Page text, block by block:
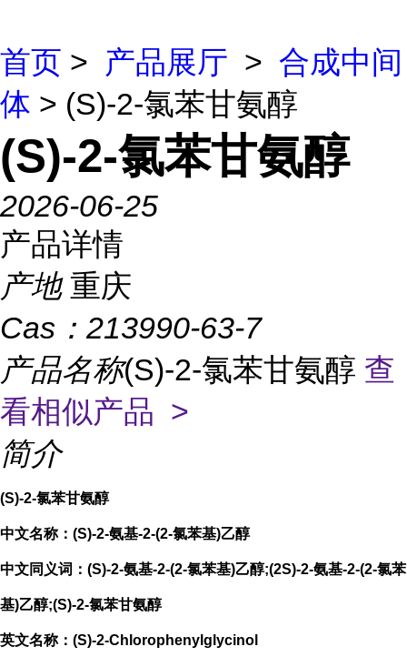
首页 > 产品展厅 > 合成中间
体 > (S)-2-氯苯甘氨醇
(S)-2-氯苯甘氨醇
2026-06-25
产品详情
产地 重庆
Cas： 213990-63-7
产品名称(S)-2-氯苯甘氨醇 查
看相似产品 >
简介
(S)-2-氯苯甘氨醇
中文名称：(S)-2-氨基-2-(2-氯苯基)乙醇
中文同义词：(S)-2-氨基-2-(2-氯苯基)乙醇;(2S)-2-氨基-2-(2-氯苯
基)乙醇;(S)-2-氯苯甘氨醇
英文名称：(S)-2-Chlorophenylglycinol